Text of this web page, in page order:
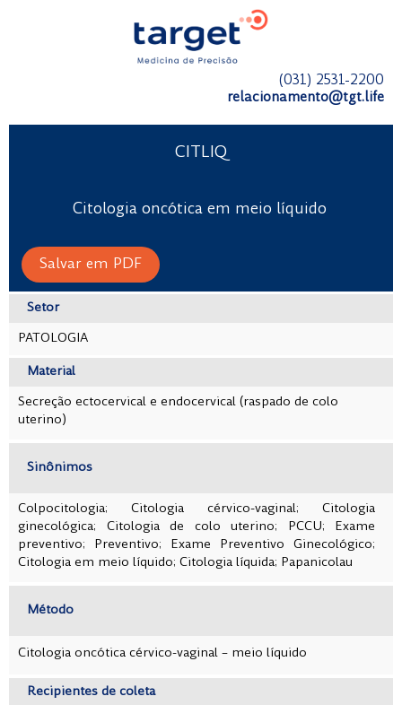
(031) 2531-2200
relacionamento@tgt.life
CITLIQ
Citologia oncótica em meio líquido
Salvar em PDF
Setor
PATOLOGIA
Material
Secreção ectocervical e endocervical (raspado de colo
uterino)
Sinônimos
Colpocitologia; Citologia cérvico-vaginal; Citologia
ginecológica; Citologia de colo uterino;
PCCU; Exame
preventivo; Preventivo; Exame Preventivo Ginecológico;
Citologia em meio líquido; Citologia líquida; Papanicolau
Método
Citologia oncótica cérvico-vaginal – meio líquido
Recipientes de coleta